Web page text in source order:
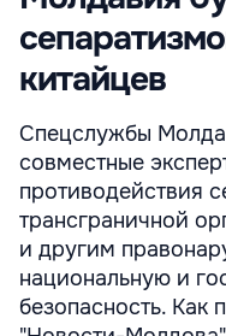
китайцев
Спецслужбы
совместные
противодействия
трансграничной
и другим
национальную и
безопасность. Как